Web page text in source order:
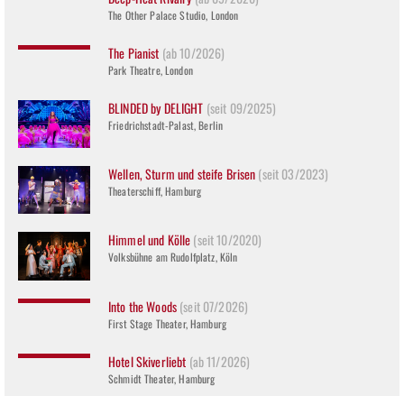
The Other Palace Studio, London
The Pianist (ab 10/2026)
Park Theatre, London
BLINDED by DELIGHT (seit 09/2025)
Friedrichstadt-Palast, Berlin
Wellen, Sturm und steife Brisen(seit 03/2023)
Theaterschiff, Hamburg
Himmel und Kölle(seit 10/2020)
Volksbühne am Rudolfplatz, Köln
Into the Woods(seit 07/2026)
First Stage Theater, Hamburg
Hotel Skiverliebt (ab 11/2026)
Schmidt Theater, Hamburg